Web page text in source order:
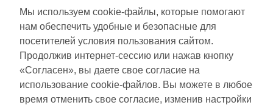
Мы используем cookie-файлы, которые помогают
нам обеспечить удобные и безопасные для
посетителей условия пользования сайтом.
Продолжив интернет-сессию или нажав кнопку
«Согласен», вы даете свое согласие на
использование cookie-файлов. Вы можете в любое
время отменить свое согласие, изменив настройки
СЕРВИС КЛИЕНТОВ
Доставка
Оплата
Газета акций